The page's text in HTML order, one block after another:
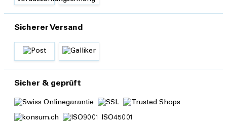
Sicherer Versand
Sicher & geprüft